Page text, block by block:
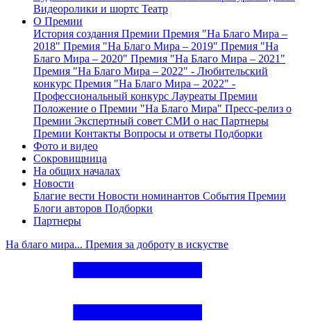
Видеоролики и шортс Театр
О Премии
История создания Премии Премия "На Благо Мира –
2018" Премия "На Благо Мира – 2019" Премия "На
Благо Мира – 2020" Премия "На Благо Мира – 2021"
Премия "На Благо Мира – 2022" - Любительский
конкурс Премия "На Благо Мира – 2022" -
Профессиональный конкурс Лауреаты Премии
Положение о Премии "На Благо Мира" Пресс-релиз о
Премии Экспертный совет СМИ о нас Партнеры
Премии Контакты Вопросы и ответы Подборки
Фото и видео
Сокровищница
На общих началах
Новости
Благие вести Новости номинантов События Премии
Блоги авторов Подборки
Партнеры
На благо мира... Премия за доброту в искустве